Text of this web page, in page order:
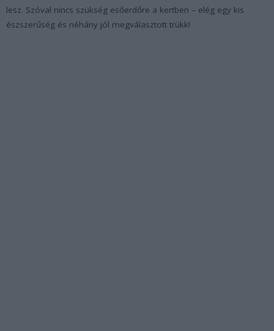
lesz. Szóval nincs szükség esőerdőre a kertben – elég egy kis
észszerűség és néhány jól megválasztott trükk!